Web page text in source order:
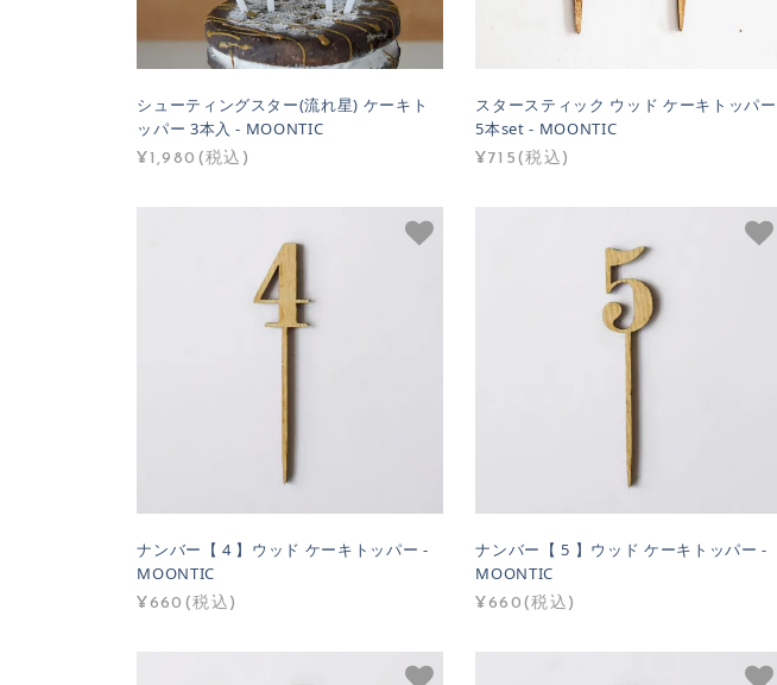
シューティングスター(流れ星) ケーキト
ッパー 3本入 - MOONTIC
¥1,980(税込)
スタースティック ウッド ケーキトッパー
5本set - MOONTIC
¥715(税込)
ナンバー【 4 】ウッド ケーキトッパー -
MOONTIC
¥660(税込)
ナンバー【 5 】ウッド ケーキトッパー -
MOONTIC
¥660(税込)